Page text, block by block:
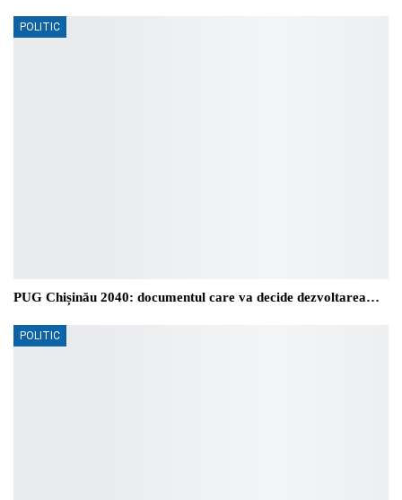
POLITIC
PUG Chișinău 2040: documentul care va decide dezvoltarea…
POLITIC